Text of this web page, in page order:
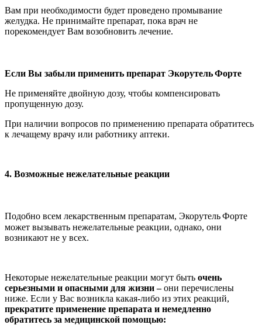
Вам при необходимости будет проведено промывание
желудка. Не принимайте препарат, пока врач не
порекомендует Вам возобновить лечение.
Если Вы забыли применить препарат ЭкорутельФорте
Не применяйте двойную дозу, чтобы компенсировать
пропущенную дозу.
При наличии вопросов по применению препарата обратитесь
к лечащему врачу или работнику аптеки.
4. Возможные нежелательные реакции
Подобно всем лекарственным препаратам, ЭкорутельФорте
может вызывать нежелательные реакции, однако, они
возникают не у всех.
Некоторые нежелательные реакции могут быть очень
серьезными и опасными для жизни –они перечислены
ниже. Если у Вас возникла какая-либо из этих реакций,
прекратите применение препарата и немедленно
обратитесь за медицинской помощью: